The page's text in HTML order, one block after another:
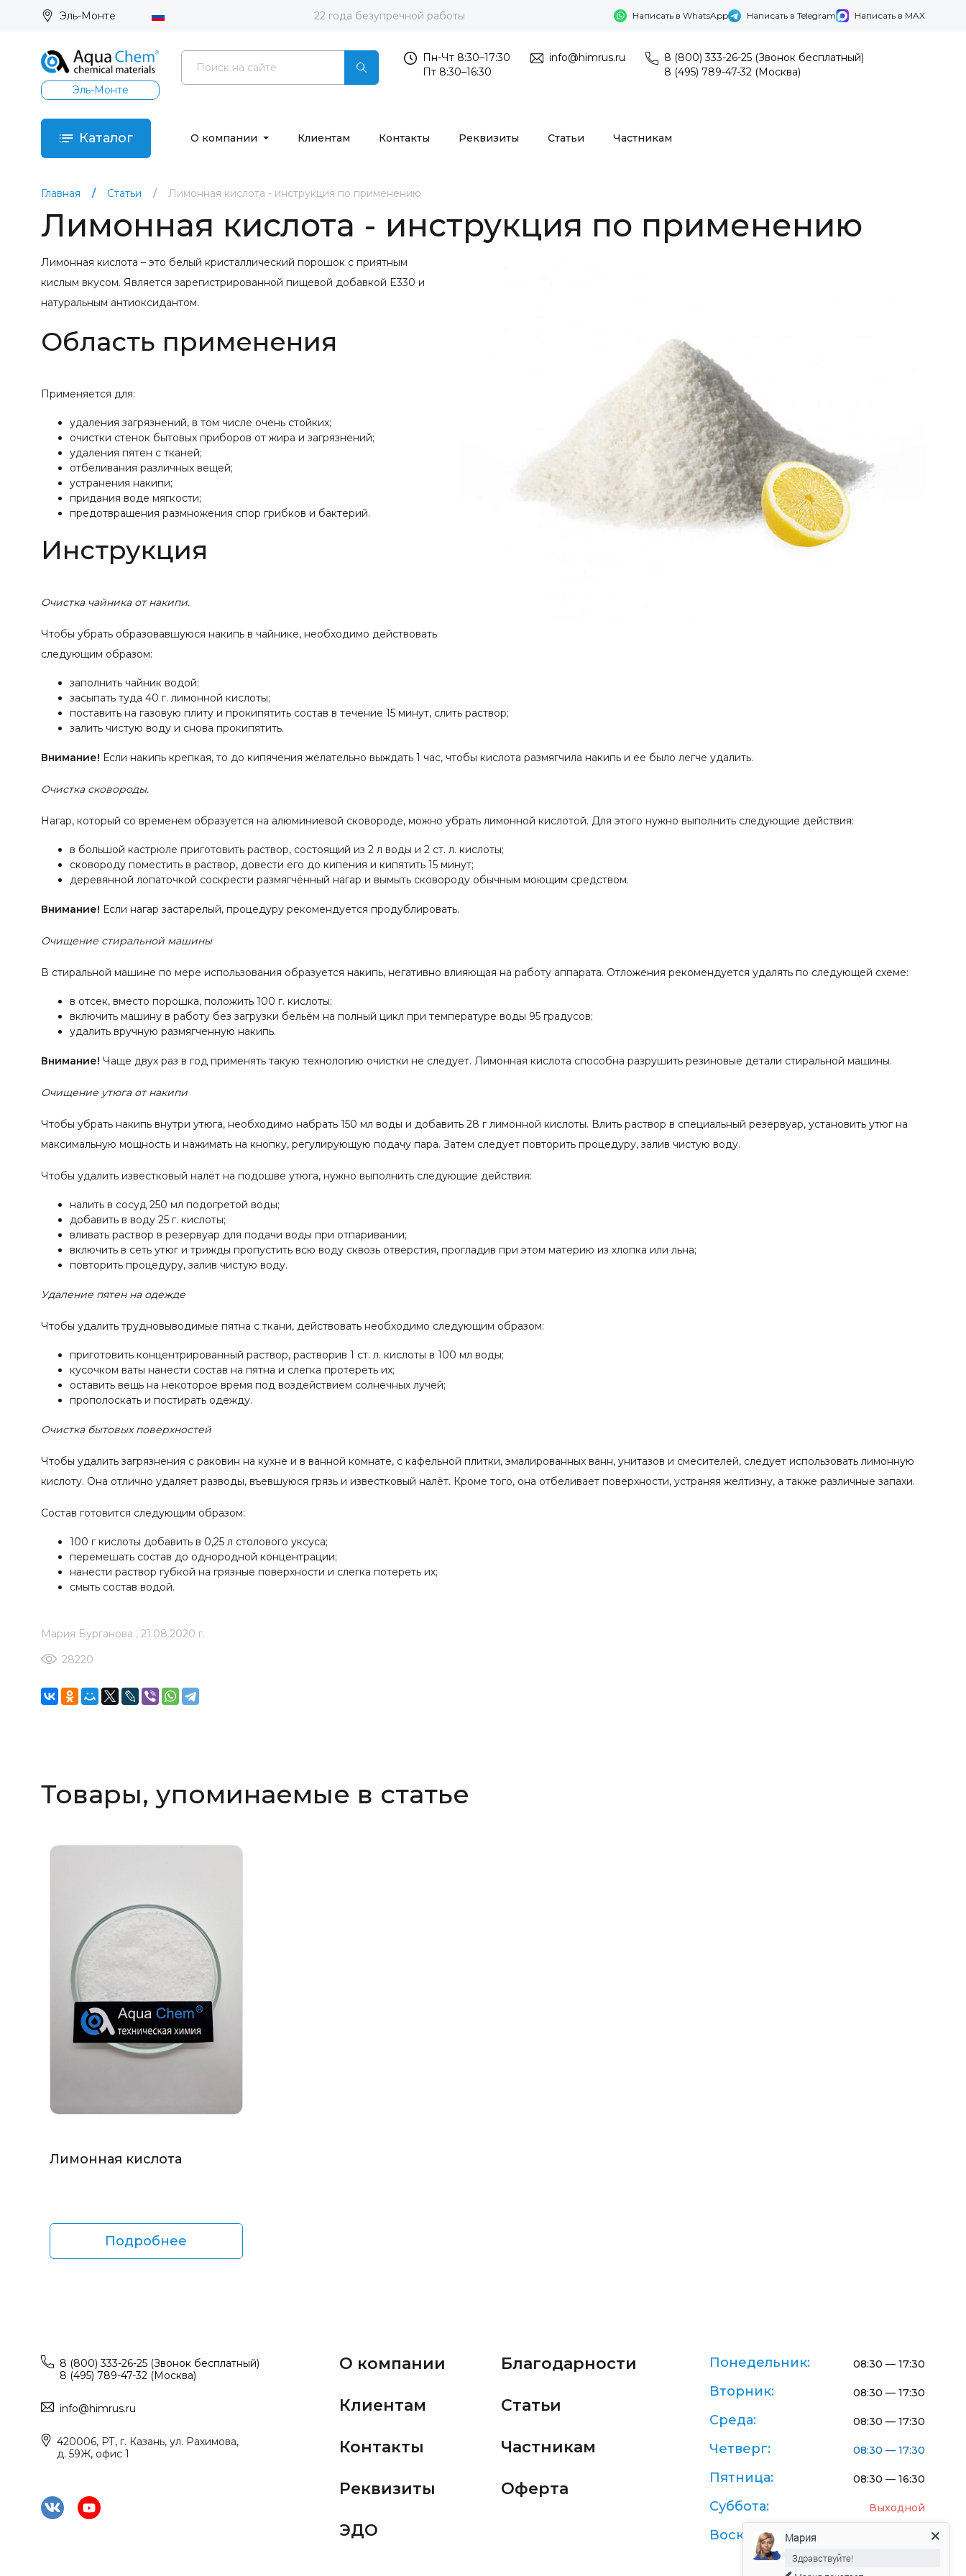
Эль-Монте 22 года безупречной работы Написать в WhatsApp Написать в Telegram Написать в MAX
Эль-Монте
Пн-Чт 8:30–17:30
Пт 8:30–16:30
info@himrus.ru
8 (800) 333-26-25 (Звонок бесплатный)
8 (495) 789-47-32 (Москва)
Каталог О компании Клиентам Контакты Реквизиты Статьи Частникам
Главная Статьи Лимонная кислота - инструкция по применению
Лимонная кислота - инструкция по применению
Лимонная кислота – это белый кристаллический порошок с приятным
кислым вкусом. Является зарегистрированной пищевой добавкой E330 и
натуральным антиоксидантом.
Область применения
Применяется для:
удаления загрязнений, в том числе очень стойких;
очистки стенок бытовых приборов от жира и загрязнений;
удаления пятен с тканей;
отбеливания различных вещей;
устранения накипи;
придания воде мягкости;
предотвращения размножения спор грибков и бактерий.
Инструкция
Очистка чайника от накипи.
Чтобы убрать образовавшуюся накипь в чайнике, необходимо действовать
следующим образом:
заполнить чайник водой;
засыпать туда 40 г. лимонной кислоты;
поставить на газовую плиту и прокипятить состав в течение 15 минут, слить раствор;
залить чистую воду и снова прокипятить.
Внимание! Если накипь крепкая, то до кипячения желательно выждать 1 час, чтобы кислота размягчила накипь и ее было легче удалить.
Очистка сковороды.
Нагар, который со временем образуется на алюминиевой сковороде, можно убрать лимонной кислотой. Для этого нужно выполнить следующие действия:
в большой кастрюле приготовить раствор, состоящий из 2 л воды и 2 ст. л. кислоты;
сковороду поместить в раствор, довести его до кипения и кипятить 15 минут;
деревянной лопаточкой соскрести размягчённый нагар и вымыть сковороду обычным моющим средством.
Внимание! Если нагар застарелый, процедуру рекомендуется продублировать.
Очищение стиральной машины
В стиральной машине по мере использования образуется накипь, негативно влияющая на работу аппарата. Отложения рекомендуется удалять по следующей схеме:
в отсек, вместо порошка, положить 100 г. кислоты;
включить машину в работу без загрузки бельём на полный цикл при температуре воды 95 градусов;
удалить вручную размягченную накипь.
Внимание! Чаще двух раз в год применять такую технологию очистки не следует. Лимонная кислота способна разрушить резиновые детали стиральной машины.
Очищение утюга от накипи
Чтобы убрать накипь внутри утюга, необходимо набрать 150 мл воды и добавить 28 г лимонной кислоты. Влить раствор в специальный резервуар, установить утюг на
максимальную мощность и нажимать на кнопку, регулирующую подачу пара. Затем следует повторить процедуру, залив чистую воду.
Чтобы удалить известковый налёт на подошве утюга, нужно выполнить следующие действия:
налить в сосуд 250 мл подогретой воды;
добавить в воду 25 г. кислоты;
вливать раствор в резервуар для подачи воды при отпаривании;
включить в сеть утюг и трижды пропустить всю воду сквозь отверстия, прогладив при этом материю из хлопка или льна;
повторить процедуру, залив чистую воду.
Удаление пятен на одежде
Чтобы удалить трудновыводимые пятна с ткани, действовать необходимо следующим образом:
приготовить концентрированный раствор, растворив 1 ст. л. кислоты в 100 мл воды;
кусочком ваты нанести состав на пятна и слегка протереть их;
оставить вещь на некоторое время под воздействием солнечных лучей;
прополоскать и постирать одежду.
Очистка бытовых поверхностей
Чтобы удалить загрязнения с раковин на кухне и в ванной комнате, с кафельной плитки, эмалированных ванн, унитазов и смесителей, следует использовать лимонную
кислоту. Она отлично удаляет разводы, въевшуюся грязь и известковый налёт. Кроме того, она отбеливает поверхности, устраняя желтизну, а также различные запахи.
Состав готовится следующим образом:
100 г кислоты добавить в 0,25 л столового уксуса;
перемешать состав до однородной концентрации;
нанести раствор губкой на грязные поверхности и слегка потереть их;
смыть состав водой.
Мария Бурганова , 21.08.2020 г.
28220
Товары, упоминаемые в статье
Лимонная кислота
Подробнее
8 (800) 333-26-25 (Звонок бесплатный)
8 (495) 789-47-32 (Москва)
info@himrus.ru
420006, РТ, г. Казань, ул. Рахимова,
д. 59Ж, офис 1
О компании
Клиентам
Контакты
Реквизиты
ЭДО
Благодарности
Статьи
Частникам
Оферта
Понедельник: 08:30 — 17:30
Вторник: 08:30 — 17:30
Среда: 08:30 — 17:30
Четверг: 08:30 — 17:30
Пятница: 08:30 — 16:30
Суббота: Выходной
Воскресенье:
Мария
Здравствуйте!